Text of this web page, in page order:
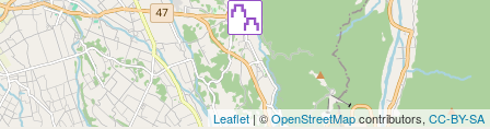
Leaflet | ©OpenStreetMapcontributors, CC-BY-SA